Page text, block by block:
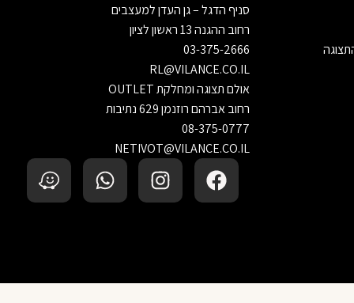
סניף הדגל – גן העדן למעצבים
רחוב ההגנה 13 ראשון לציון
03-375-2666
RL@VILANCE.CO.IL
אולם תצוגה ומחלקת OUTLET
רחוב אברהם רוזנמן 629 נתיבות
08-375-0777
NETIVOT@VILANCE.CO.IL